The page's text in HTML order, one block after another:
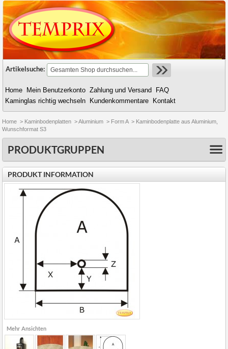
Artikelsuche:
Home Mein Benutzerkonto Zahlung und Versand
FAQ
Kaminglas richtig wechseln
Kundenkommentare Kontakt
Home > Kaminbodenplatten >Aluminium > Form A > Kaminbodenplatte aus Aluminium,
Wunschformat S3
PRODUKTGRUPPEN
PRODUKT INFORMATION
Mehr Ansichten